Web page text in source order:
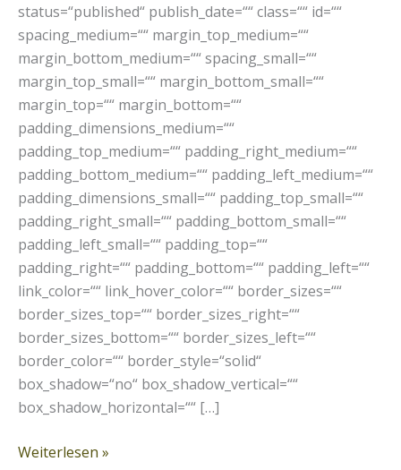
status=“published“ publish_date=““ class=““ id=““
spacing_medium=““ margin_top_medium=““
margin_bottom_medium=““ spacing_small=““
margin_top_small=““ margin_bottom_small=““
margin_top=““ margin_bottom=““
padding_dimensions_medium=““
padding_top_medium=““ padding_right_medium=““
padding_bottom_medium=““ padding_left_medium=““
padding_dimensions_small=““ padding_top_small=““
padding_right_small=““ padding_bottom_small=““
padding_left_small=““ padding_top=““
padding_right=““ padding_bottom=““ padding_left=““
link_color=““ link_hover_color=““ border_sizes=““
border_sizes_top=““ border_sizes_right=““
border_sizes_bottom=““ border_sizes_left=““
border_color=““ border_style=“solid“
box_shadow=“no“ box_shadow_vertical=““
box_shadow_horizontal=““ […]
Weiterlesen »